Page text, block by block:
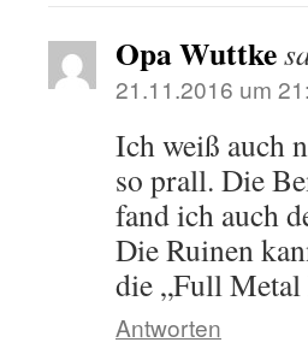
Opa Wuttke
21.11.2016 um
Ich weiß auch
so prall. Die
fand ich auch
Die Ruinen
die „Full
Antworten